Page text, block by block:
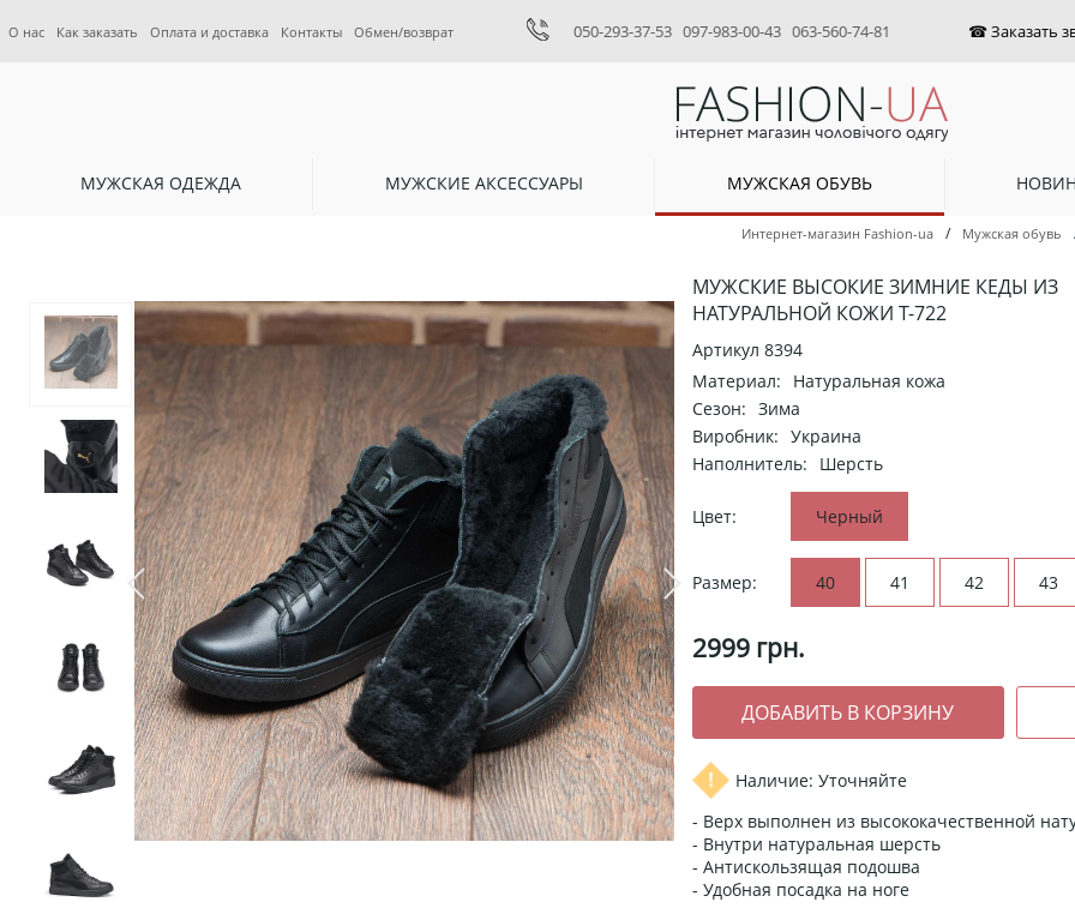
О нас Как заказать Оплата и доставка Контакты Обмен/возврат 050-293-37-53 097-983-00-43 063-560-74-81
МУЖСКАЯ ОДЕЖДА МУЖСКИЕ АКСЕССУАРЫ МУЖСКАЯ ОБУВЬ
Интернет-магазин Fashion-ua / Мужская обувь
МУЖСКИЕ ВЫСОКИЕ ЗИМНИЕ КЕДЫ ИЗ
НАТУРАЛЬНОЙ КОЖИ Т-722
Артикул 8394
Материал:
Натуральная кожа
Сезон: Зима
Виробник: Украина
Наполнитель:
Шерсть
Цвет: Черный
Размер: 40 41 42 43
2999 грн.
Наличие: Уточняйте
- Верх выполнен из высококачественной
- Внутри натуральная шерсть
- Антискользящая подошва
- Удобная посадка на ноге